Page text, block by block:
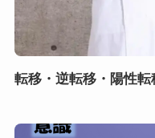
転移・逆転移・陽性